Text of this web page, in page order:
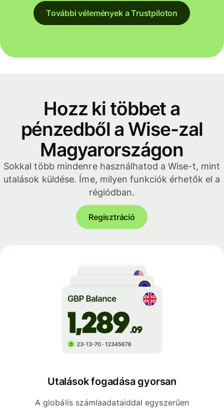
További vélemények a Trustpiloton
Hozz ki többet a
pénzedből a Wise-zal
Magyarországon
Sokkal több mindenre használhatod a Wise-t, mint
utalások küldése. Íme, milyen funkciók érhetők el a
régiódban.
Regisztráció
Utalások fogadása gyorsan
A globális számlaadataiddal egyszerűen